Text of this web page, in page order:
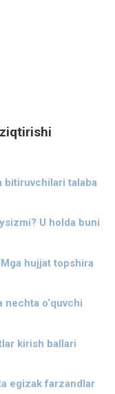
bitiruvchilari talaba
U holda buni
hujjat topshira
nechta o‘quvchi
kirish ballari
egizak farzandlar